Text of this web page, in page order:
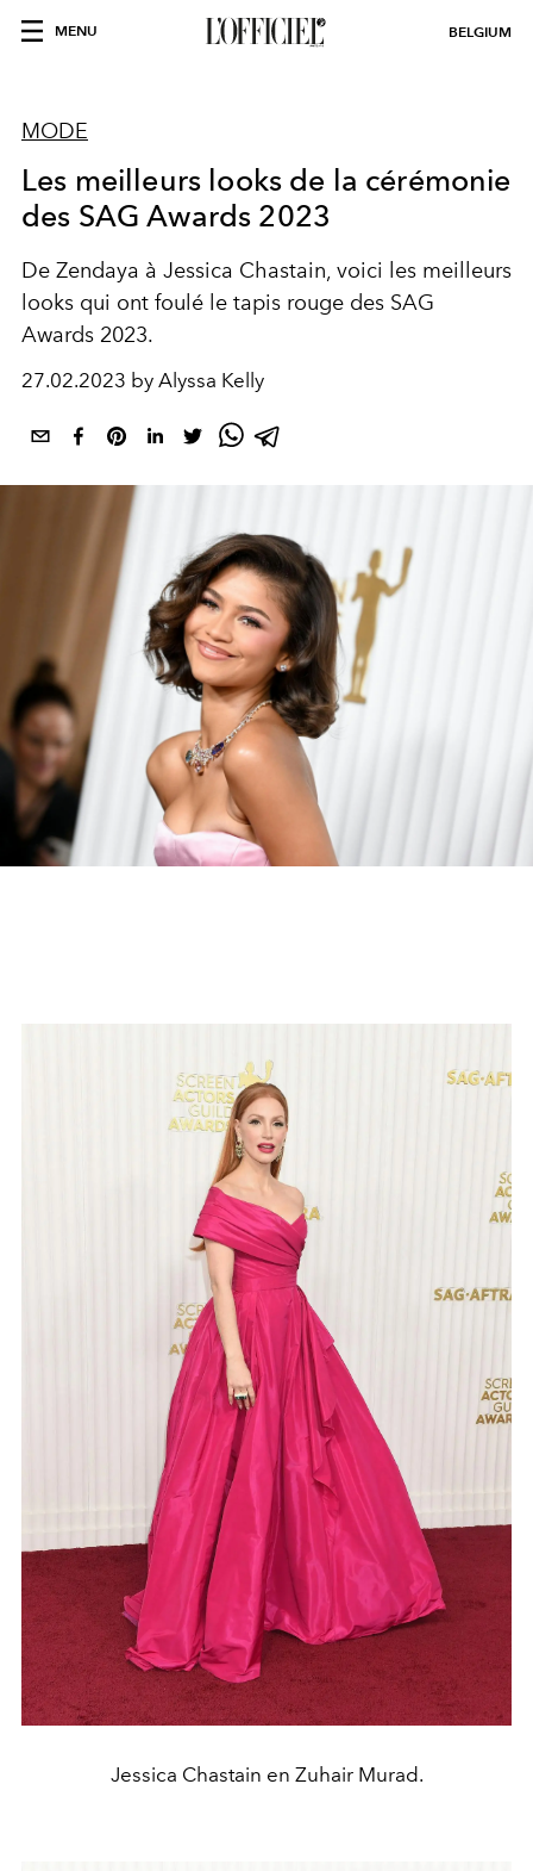
MENU BELGIUM
MODE
Les meilleurs looks de la cérémonie
des SAG Awards 2023
De Zendaya à Jessica Chastain, voici les meilleurs
looks qui ont foulé le tapis rouge des SAG
Awards 2023.
27.02.2023 by Alyssa Kelly
Jessica Chastain en Zuhair Murad.